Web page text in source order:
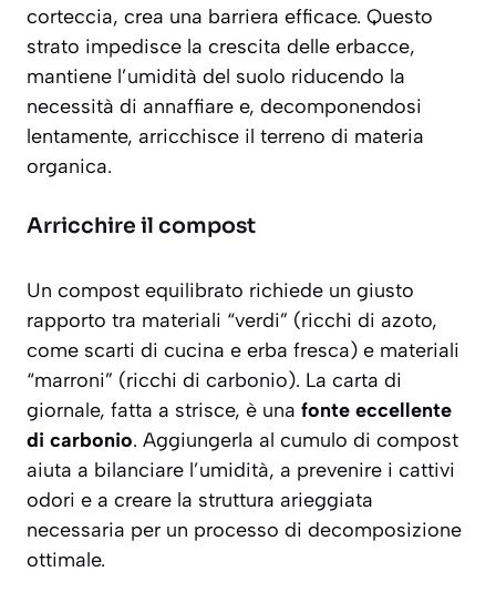
corteccia, crea una barriera efficace. Questo
strato impedisce la crescita delle erbacce,
mantiene l’umidità del suolo riducendo la
necessità di annaffiare e, decomponendosi
lentamente, arricchisce il terreno di materia
organica.
Arricchire il compost
Un compost equilibrato richiede un giusto
rapporto tra materiali “verdi” (ricchi di azoto,
come scarti di cucina e erba fresca) e materiali
“marroni” (ricchi di carbonio). La carta di
giornale, fatta a strisce, è una fonte eccellente
di carbonio. Aggiungerla al cumulo di compost
aiuta a bilanciare l’umidità, a prevenire i cattivi
odori e a creare la struttura arieggiata
necessaria per un processo di decomposizione
ottimale.